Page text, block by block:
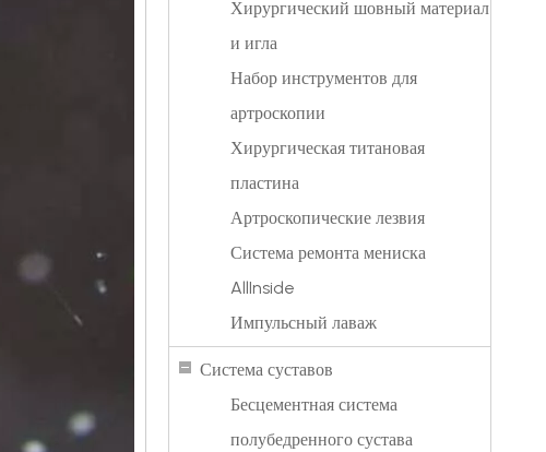
Хирургический шовный материал
и игла
Набор инструментов для
артроскопии
Хирургическая титановая
пластина
Артроскопические лезвия
Система ремонта мениска
AllInside
Импульсный лаваж
Система суставов
Бесцементная система
полубедренного сустава